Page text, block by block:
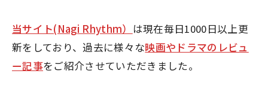
当サイト(Nagi Rhythm） は現在毎日1000日以上更
新をしており、過去に様々な映画やドラマのレビュ
ー記事をご紹介させていただきました。